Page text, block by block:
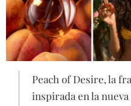
Peach of Desire, la
inspirada en la